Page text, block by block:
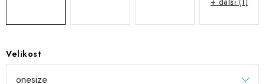
Jak nakupovat Potisk textilu/výšivka
Výměna/vrácení zboží
Obchodní podmínky
GDPR + cookies
Velikost